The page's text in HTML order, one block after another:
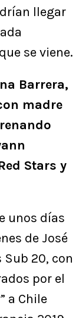
llegar
se viene.
Barrera,
madre
Stars y
unos días
de José
Sub 20, con
por el
a Chile